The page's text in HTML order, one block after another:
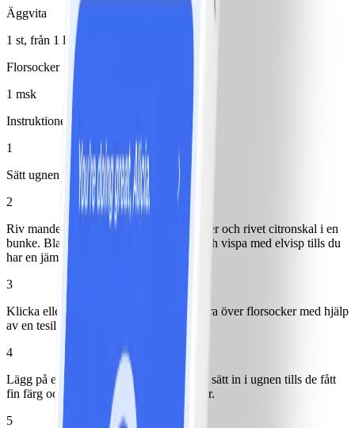
Äggvita
1 st, från 1 litet ägg
Florsocker
1 msk
Instruktioner
1
Sätt ugnen på 200°.
2
Riv mandelmassan och blanda med socker och rivet citronskal i en
bunke. Blanda ner saffran och äggvita och vispa med elvisp tills du
har en jämn smet.
3
Klicka eller spritsa ut 20 klickar och pudra över florsocker med hjälp
av en tesil.
4
Lägg på en plåt med bakplåtspapper och sätt in i ugnen tills de fått
fin färg och spruckit något, ca 10 minuter.
5